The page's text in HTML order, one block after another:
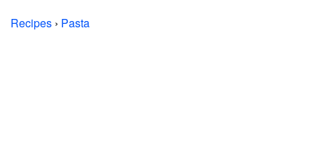
Recipes › Pasta